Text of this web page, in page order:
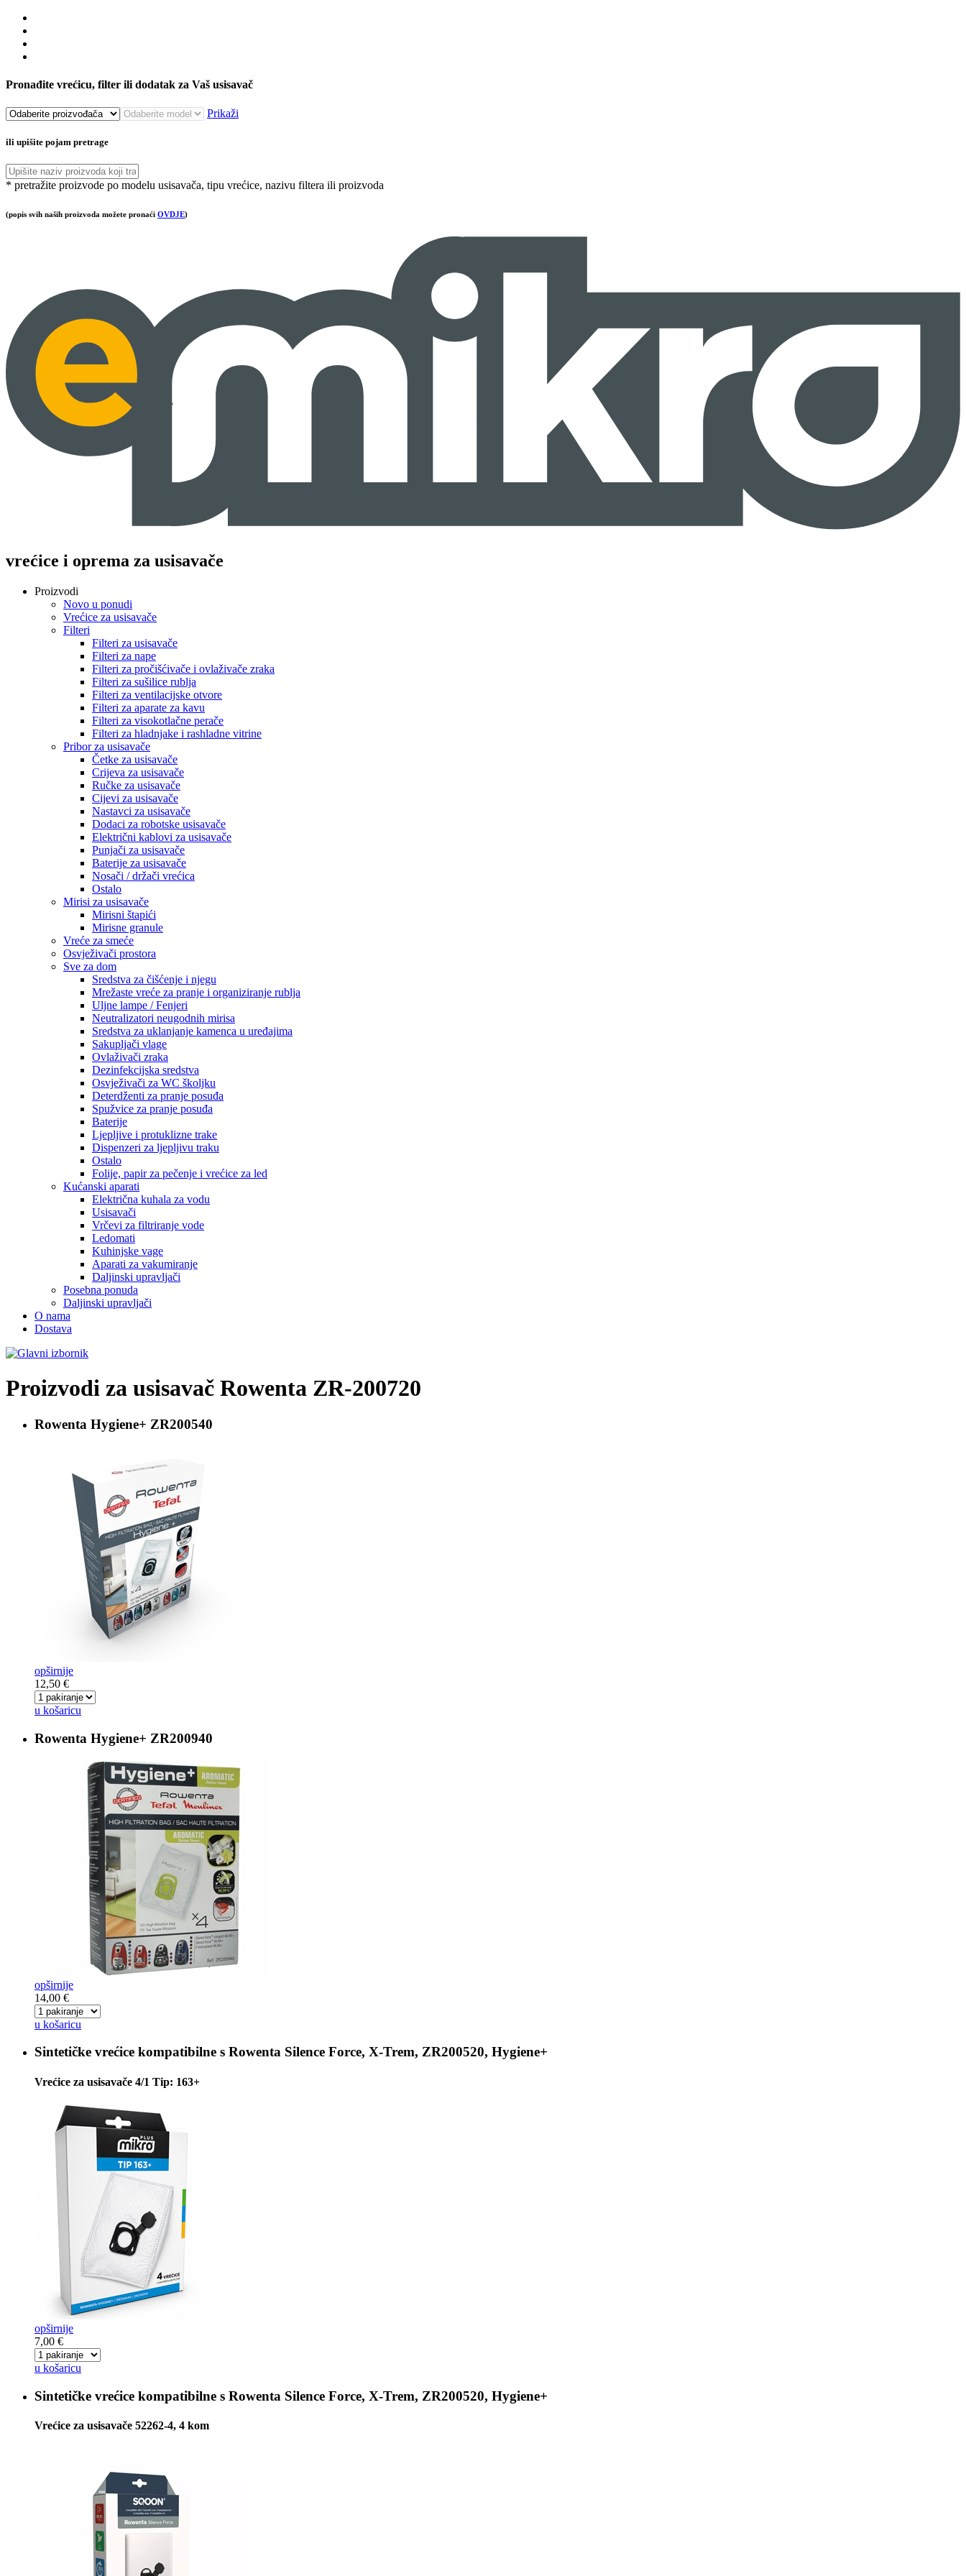
Pronađite vrećicu, filter ili dodatak za Vaš usisavač
Prikaži
ili upišite pojam pretrage
* pretražite proizvode po modelu usisavača, tipu vrećice, nazivu filtera ili proizvoda
(popis svih naših proizvoda možete pronaći OVDJE)
vrećice i oprema za usisavače
Proizvodi
Novo u ponudi
Vrećice za usisavače
Filteri
Filteri za usisavače
Filteri za nape
Filteri za pročišćivače i ovlaživače zraka
Filteri za sušilice rublja
Filteri za ventilacijske otvore
Filteri za aparate za kavu
Filteri za visokotlačne perače
Filteri za hladnjake i rashladne vitrine
Pribor za usisavače
Četke za usisavače
Crijeva za usisavače
Ručke za usisavače
Cijevi za usisavače
Nastavci za usisavače
Dodaci za robotske usisavače
Električni kablovi za usisavače
Punjači za usisavače
Baterije za usisavače
Nosači / držači vrećica
Ostalo
Mirisi za usisavače
Mirisni štapići
Mirisne granule
Vreće za smeće
Osvježivači prostora
Sve za dom
Sredstva za čišćenje i njegu
Mrežaste vreće za pranje i organiziranje rublja
Uljne lampe / Fenjeri
Neutralizatori neugodnih mirisa
Sredstva za uklanjanje kamenca u uređajima
Sakupljači vlage
Ovlaživači zraka
Dezinfekcijska sredstva
Osvježivači za WC školjku
Deterdženti za pranje posuđa
Spužvice za pranje posuđa
Baterije
Ljepljive i protuklizne trake
Dispenzeri za ljepljivu traku
Ostalo
Folije, papir za pečenje i vrećice za led
Kućanski aparati
Električna kuhala za vodu
Usisavači
Vrčevi za filtriranje vode
Ledomati
Kuhinjske vage
Aparati za vakumiranje
Daljinski upravljači
Posebna ponuda
Daljinski upravljači
O nama
Dostava
Proizvodi za usisavač Rowenta ZR-200720
Rowenta Hygiene+ ZR200540
opširnije
12,50 €
u košaricu
Rowenta Hygiene+ ZR200940
opširnije
14,00 €
u košaricu
Sintetičke vrećice kompatibilne s Rowenta Silence Force, X-Trem, ZR200520, Hygiene+
Vrećice za usisavače 4/1 Tip: 163+
opširnije
7,00 €
u košaricu
Sintetičke vrećice kompatibilne s Rowenta Silence Force, X-Trem, ZR200520, Hygiene+
Vrećice za usisavače 52262-4, 4 kom